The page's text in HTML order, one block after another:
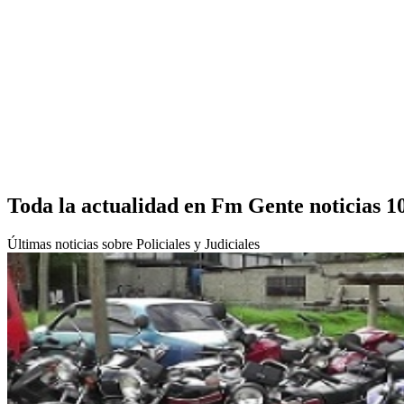
Toda la actualidad en Fm Gente noticias
Últimas noticias sobre Policiales y Judiciales